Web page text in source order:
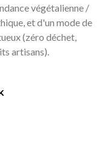
végétalienne /
et d'un mode de
(zéro déchet,
artisans).